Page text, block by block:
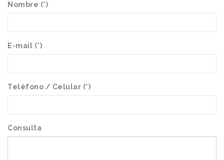
Nombre (*)
E-mail (*)
Teléfono / Celular (*)
Consulta